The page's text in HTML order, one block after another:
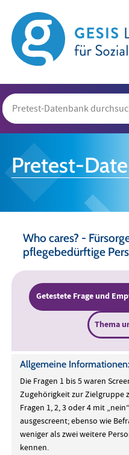
Pretest-
Who cares? -
pflegebedürftige
Getestete Frage und
Thema
Allgemeine Informationen:
Die Fragen 1 bis 5 waren
Zugehörigkeit zur Zielgruppe
Fragen 1, 2, 3 oder 4 mit
ausgescreent; ebenso wie
weniger als zwei weitere
kennen.